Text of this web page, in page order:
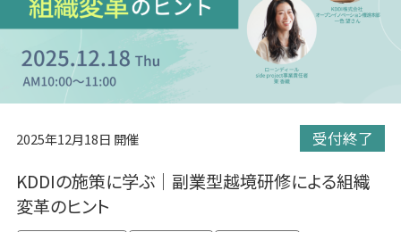
2025年12月18日 開催 受付終了
KDDIの施策に学ぶ｜副業型越境研修による組織
変革のヒント